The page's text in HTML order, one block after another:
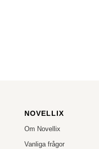
NOVELLIX
Om Novellix
Vanliga frågor